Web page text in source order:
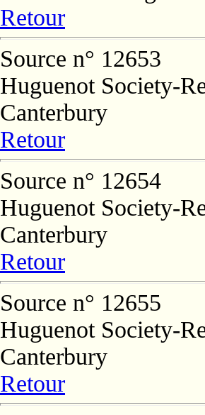
Retour
Source n° 12653
Huguenot Society-
Canterbury
Retour
Source n° 12654
Huguenot Society-
Canterbury
Retour
Source n° 12655
Huguenot Society-
Canterbury
Retour